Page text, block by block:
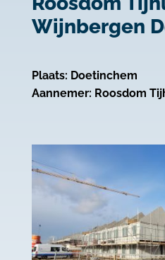
Wijnbergen
Plaats: Doetinchem
Aannemer: Roosdom